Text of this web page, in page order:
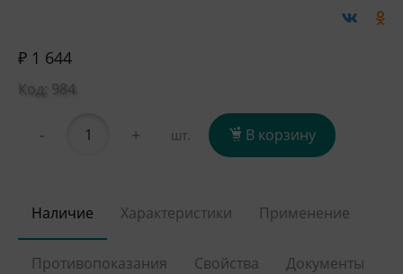
₽ 1 644
Код: 984
- + шт. В корзину
Наличие Характеристики Применение
Противопоказания Свойства Документы